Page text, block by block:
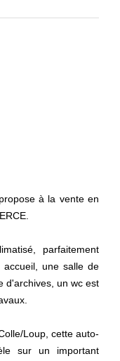
à la vente en
parfaitement
une salle de
d'archives, un wc est
Loup, cette auto-
sur un important